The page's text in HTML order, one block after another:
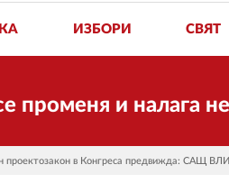
ИЗБОРИ СВЯТ
и налага
проектозакон в Конгреса предвижда: САЩ